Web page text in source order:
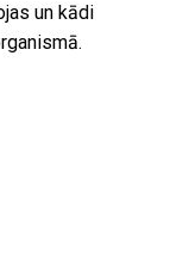
un kādi